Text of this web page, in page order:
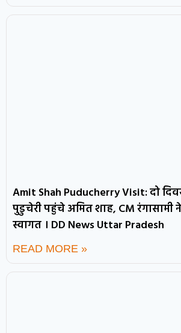
Amit Shah Puducherry Visit: दो
पुडुचेरी पहुंचे अमित शाह, CM रंगासामी
स्वागत । DD News Uttar Pradesh
READ MORE »